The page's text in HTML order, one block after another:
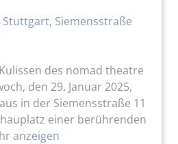
Siemensstraße
des nomad theatre
den 29. Januar 2025,
in der Siemensstraße 11
einer berührenden
anzeigen